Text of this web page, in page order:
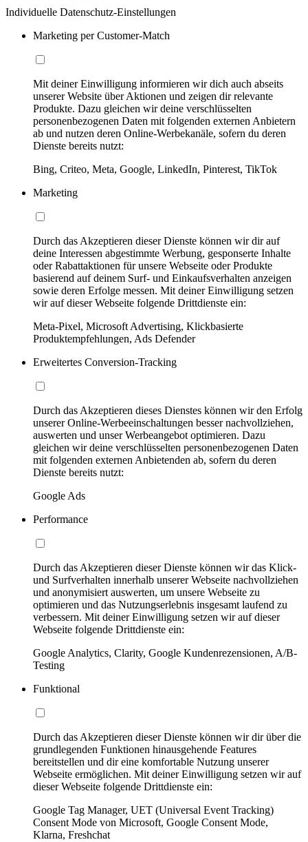
Individuelle Datenschutz-Einstellungen
Marketing per Customer-Match
Mit deiner Einwilligung informieren wir dich auch abseits
unserer Website über Aktionen und zeigen dir relevante
Produkte. Dazu gleichen wir deine verschlüsselten
personenbezogenen Daten mit folgenden externen Anbietern
ab und nutzen deren Online-Werbekanäle, sofern du deren
Dienste bereits nutzt:
Bing, Criteo, Meta, Google, LinkedIn, Pinterest, TikTok
Marketing
Durch das Akzeptieren dieser Dienste können wir dir auf
deine Interessen abgestimmte Werbung, gesponserte Inhalte
oder Rabattaktionen für unsere Webseite oder Produkte
basierend auf deinem Surf- und Einkaufsverhalten anzeigen
sowie deren Erfolge messen. Mit deiner Einwilligung setzen
wir auf dieser Webseite folgende Drittdienste ein:
Meta-Pixel, Microsoft Advertising, Klickbasierte
Produktempfehlungen, Ads Defender
Erweitertes Conversion-Tracking
Durch das Akzeptieren dieses Dienstes können wir den Erfolg
unserer Online-Werbeeinschaltungen besser nachvollziehen,
auswerten und unser Werbeangebot optimieren. Dazu
gleichen wir deine verschlüsselten personenbezogenen Daten
mit folgenden externen Anbietenden ab, sofern du deren
Dienste bereits nutzt:
Google Ads
Performance
Durch das Akzeptieren dieser Dienste können wir das Klick-
und Surfverhalten innerhalb unserer Webseite nachvollziehen
und anonymisiert auswerten, um unsere Webseite zu
optimieren und das Nutzungserlebnis insgesamt laufend zu
verbessern. Mit deiner Einwilligung setzen wir auf dieser
Webseite folgende Drittdienste ein:
Google Analytics, Clarity, Google Kundenrezensionen, A/B-
Testing
Funktional
Durch das Akzeptieren dieser Dienste können wir dir über die
grundlegenden Funktionen hinausgehende Features
bereitstellen und dir eine komfortable Nutzung unserer
Webseite ermöglichen. Mit deiner Einwilligung setzen wir auf
dieser Webseite folgende Drittdienste ein:
Google Tag Manager, UET (Universal Event Tracking)
Consent Mode von Microsoft, Google Consent Mode,
Klarna, Freshchat